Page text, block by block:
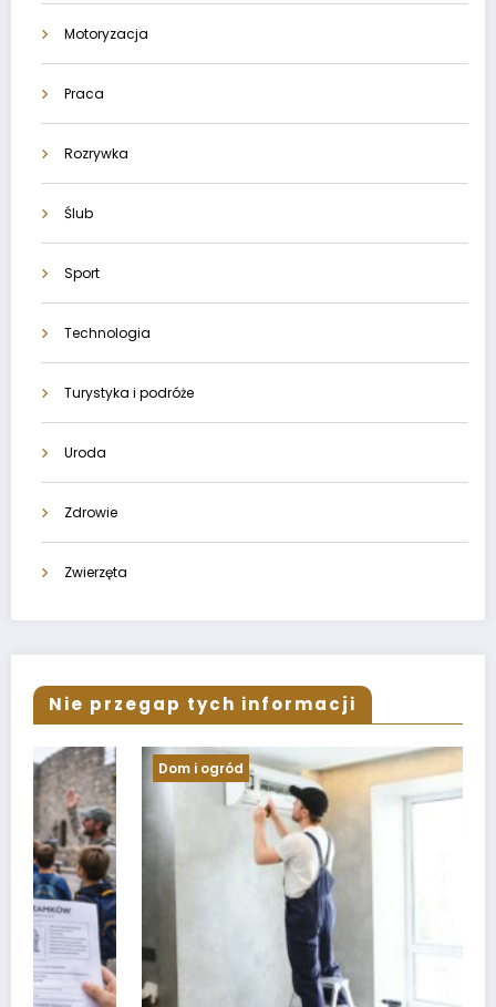
Motoryzacja
Praca
Rozrywka
Ślub
Sport
Technologia
Turystyka i podróże
Uroda
Zdrowie
Zwierzęta
Nie przegap tych informacji
Dom i ogród